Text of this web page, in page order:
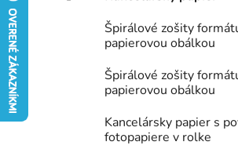
Špirálové zošity
papierovou obálkou
Špirálové zošity
papierovou obálkou
Kancelársky papier s
fotopapiere v rolke